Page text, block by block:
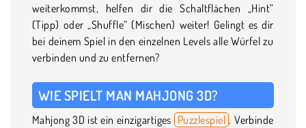
weiterkommst, helfen dir die Schaltflächen „Hint“
(Tipp) oder „Shuffle“ (Mischen) weiter! Gelingt es dir
bei deinem Spiel in den einzelnen Levels alle Würfel zu
verbinden und zu entfernen?
WIE SPIELT MAN MAHJONG 3D?
Mahjong 3D ist ein einzigartiges Puzzlespiel . Verbinde